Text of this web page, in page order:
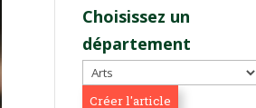
Choisissez un
département